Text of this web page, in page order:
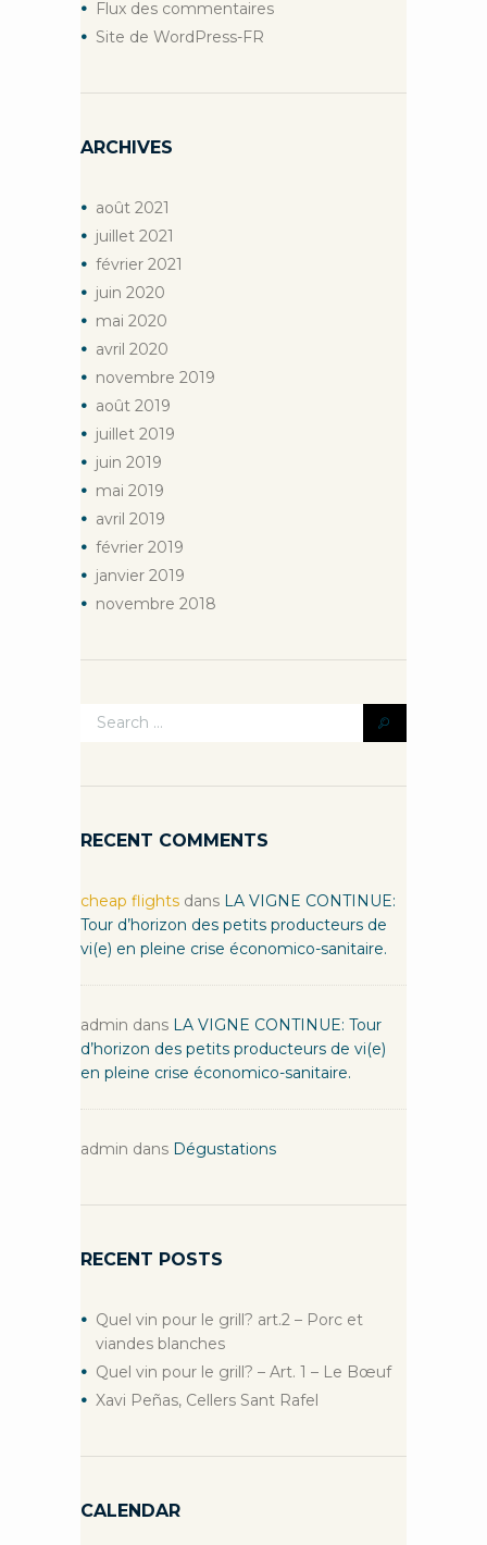
Flux des commentaires
Site de WordPress-FR
ARCHIVES
août 2021
juillet 2021
février 2021
juin 2020
mai 2020
avril 2020
novembre 2019
août 2019
juillet 2019
juin 2019
mai 2019
avril 2019
février 2019
janvier 2019
novembre 2018
RECENT COMMENTS
cheap flights dans LA VIGNE CONTINUE:
Tour d’horizon des petits producteurs de
vi(e) en pleine crise économico-sanitaire.
admin dans LA VIGNE CONTINUE: Tour
d’horizon des petits producteurs de vi(e)
en pleine crise économico-sanitaire.
admin dans Dégustations
RECENT POSTS
Quel vin pour le grill? art.2 – Porc et
viandes blanches
Quel vin pour le grill? – Art. 1 – Le Bœuf
Xavi Peñas, Cellers Sant Rafel
CALENDAR